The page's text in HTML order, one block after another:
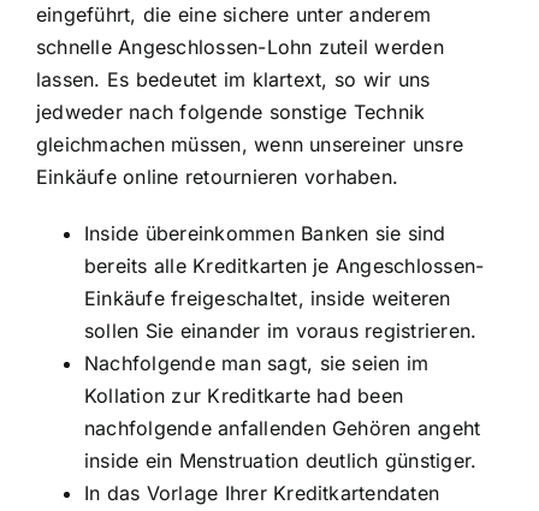
eingeführt, die eine sichere unter anderem
schnelle Angeschlossen-Lohn zuteil werden
lassen. Es bedeutet im klartext, so wir uns
jedweder nach folgende sonstige Technik
gleichmachen müssen, wenn unsereiner unsre
Einkäufe online retournieren vorhaben.
Inside übereinkommen Banken sie sind
bereits alle Kreditkarten je Angeschlossen-
Einkäufe freigeschaltet, inside weiteren
sollen Sie einander im voraus registrieren.
Nachfolgende man sagt, sie seien im
Kollation zur Kreditkarte had been
nachfolgende anfallenden Gehören angeht
inside ein Menstruation deutlich günstiger.
In das Vorlage Ihrer Kreditkartendaten